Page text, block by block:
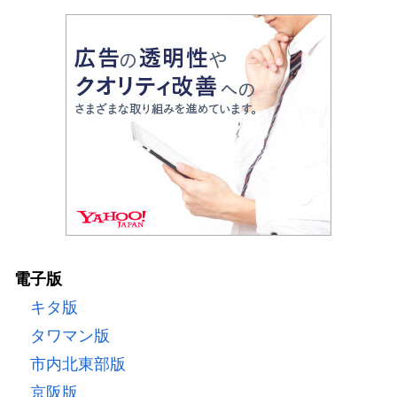
電子版
キタ版
タワマン版
市内北東部版
京阪版